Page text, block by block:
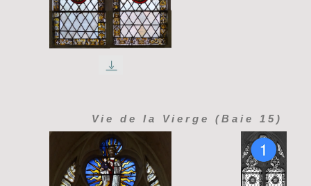
Vie de la Vierge (Baie 15)